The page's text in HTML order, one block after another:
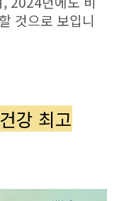
것으로 보입니
강 최고